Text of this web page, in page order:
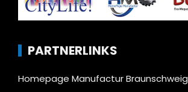
PARTNERLINKS
Homepage Manufactur Braunschweig